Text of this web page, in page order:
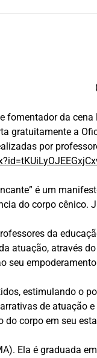
fomentador da
gratuitamente a
por
é um
do corpo cênico.
da
atuação, através
seu
estimulando o
de
corpo em seu
Ela é graduada